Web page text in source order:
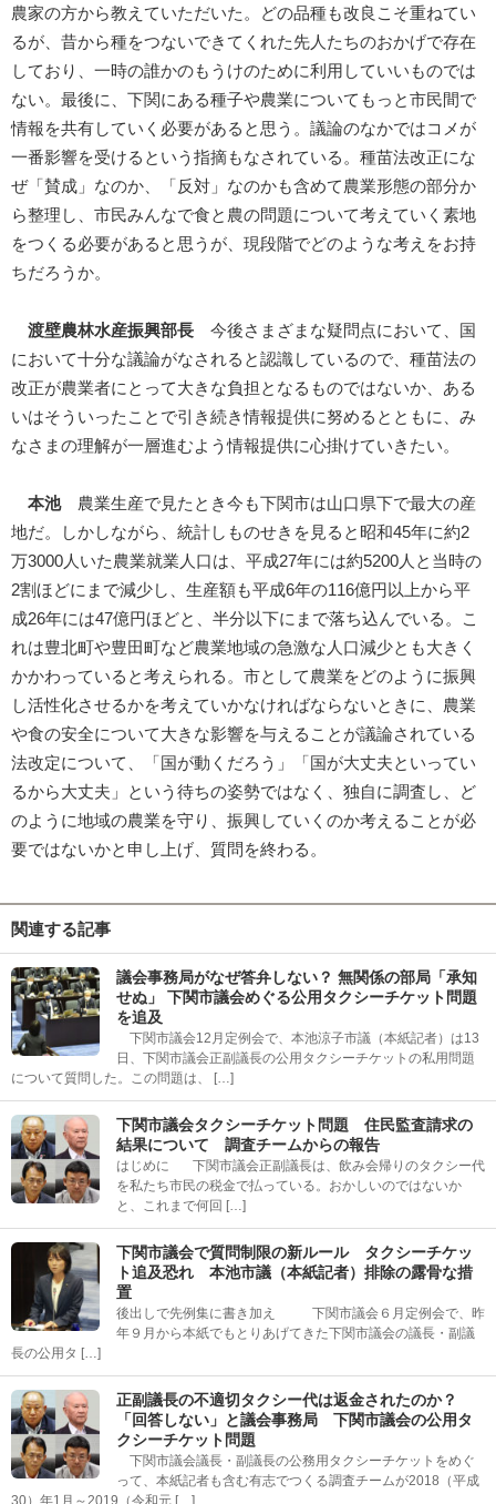
農家の方から教えていただいた。どの品種も改良こそ重ねてい
るが、昔から種をつないできてくれた先人たちのおかげで存在
しており、一時の誰かのもうけのために利用していいものでは
ない。最後に、下関にある種子や農業についてもっと市民間で
情報を共有していく必要があると思う。議論のなかではコメが
一番影響を受けるという指摘もなされている。種苗法改正にな
ぜ「賛成」なのか、「反対」なのかも含めて農業形態の部分か
ら整理し、市民みんなで食と農の問題について考えていく素地
をつくる必要があると思うが、現段階でどのような考えをお持
ちだろうか。
渡壁農林水産振興部長 今後さまざまな疑問点において、国
において十分な議論がなされると認識しているので、種苗法の
改正が農業者にとって大きな負担となるものではないか、ある
いはそういったことで引き続き情報提供に努めるとともに、み
なさまの理解が一層進むよう情報提供に心掛けていきたい。
本池農業生産で見たとき今も下関市は山口県下で最大の産
地だ。しかしながら、統計しものせきを見ると昭和45年に約2
万3000人いた農業就業人口は、平成27年には約5200人と当時の
2割ほどにまで減少し、生産額も平成6年の116億円以上から平
成26年には47億円ほどと、半分以下にまで落ち込んでいる。こ
れは豊北町や豊田町など農業地域の急激な人口減少とも大きく
かかわっていると考えられる。市として農業をどのように振興
し活性化させるかを考えていかなければならないときに、農業
や食の安全について大きな影響を与えることが議論されている
法改定について、「国が動くだろう」「国が大丈夫といってい
るから大丈夫」という待ちの姿勢ではなく、独自に調査し、ど
のように地域の農業を守り、振興していくのか考えることが必
要ではないかと申し上げ、質問を終わる。
関連する記事
議会事務局がなぜ答弁しない？ 無関係の部局「承知
せぬ」 下関市議会めぐる公用タクシーチケット問題
を追及
下関市議会12月定例会で、本池涼子市議（本紙記者）は13
日、下関市議会正副議長の公用タクシーチケットの私用問題
について質問した。この問題は、 […]
下関市議会タクシーチケット問題 住民監査請求の
結果について 調査チームからの報告
はじめに 下関市議会正副議長は、飲み会帰りのタクシー代
を私たち市民の税金で払っている。おかしいのではないか
と、これまで何回 […]
下関市議会で質問制限の新ルール タクシーチケッ
ト追及恐れ 本池市議（本紙記者）排除の露骨な措
置
後出しで先例集に書き加え 下関市議会６月定例会で、昨
年９月から本紙でもとりあげてきた下関市議会の議長・副議
長の公用タ […]
正副議長の不適切タクシー代は返金されたのか？
「回答しない」と議会事務局 下関市議会の公用タ
クシーチケット問題
下関市議会議長・副議長の公務用タクシーチケットをめぐ
って、本紙記者も含む有志でつくる調査チームが2018（平成
30）年1月～2019（令和元 […]